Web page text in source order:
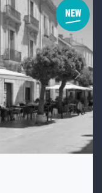
Suivant